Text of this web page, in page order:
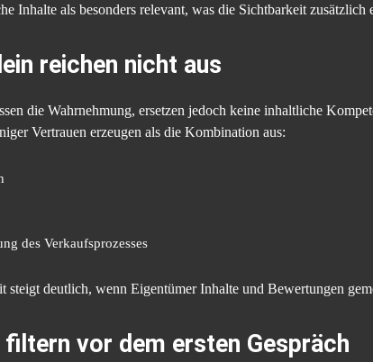
Inhalte als besonders relevant, was die Sichtbarkeit zusätzlich
reichen nicht aus
die Wahrnehmung, ersetzen jedoch keine inhaltliche
Vertrauen erzeugen als die Kombination aus:
des Verkaufsprozesses
deutlich, wenn Eigentümer Inhalte und Bewertungen
filtern vor dem ersten Gespräch